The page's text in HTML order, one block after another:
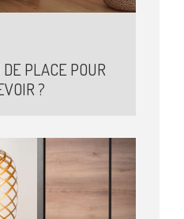
PLACE POUR
?